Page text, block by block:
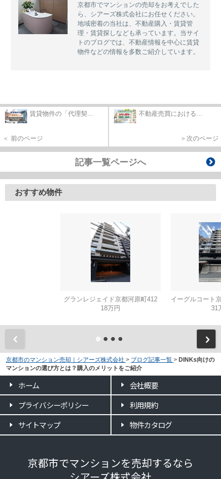
京都市でマンションの売却をお考えでした
ら、シアーズ株式会社にお任せください。
地域密着の当社は、不動産購入・賃貸管
理・賃貸探しなども承っています。当サイ
トのブログでは、不動産情報を中心に賃貸
物件などの情報を多数ご紹介しています。
賃貸物件の「代理契...
＜ 前のページ
不動産売買における...
＞次のページ
記事一覧ページへ
おすすめ物件
グランレジェイド京都河原町412
18万円
31
京都市のマンション売却｜シアーズ株式会社 > ブログ記事一覧 > DINKs向けの
マンションの選び方とは？購入のメリットをご紹介
ホーム
会社概要
プライバシーポリシー
利用規約
サイトマップ
物件カタログ
京都市でマンションを売却するなら